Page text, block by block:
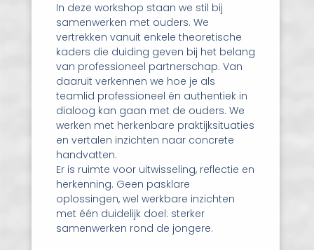
In deze workshop staan we stil bij
samenwerken met ouders. We
vertrekken vanuit enkele theoretische
kaders die duiding geven bij het belang
van professioneel partnerschap. Van
daaruit verkennen we hoe je als
teamlid professioneel én authentiek in
dialoog kan gaan met de ouders. We
werken met herkenbare praktijksituaties
en vertalen inzichten naar concrete
handvatten.
Er is ruimte voor uitwisseling, reflectie en
herkenning. Geen pasklare
oplossingen, wel werkbare inzichten
met één duidelijk doel: sterker
samenwerken rond de jongere.